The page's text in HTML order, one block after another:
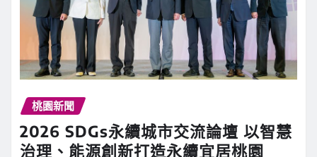
桃園新聞
2026 SDGs永續城市交流論壇 以智慧
治理、能源創新打造永續宜居桃園